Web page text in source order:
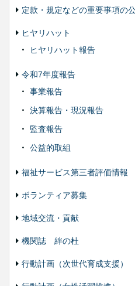
定款・規定などの重要事項の
ヒヤリハット
ヒヤリハット報告
令和7年度報告
事業報告
決算報告・現況報告
監査報告
公益的取組
福祉サービス第三者評価情報
ボランティア募集
地域交流・貢献
機関誌 絆の杜
行動計画（次世代育成支援）